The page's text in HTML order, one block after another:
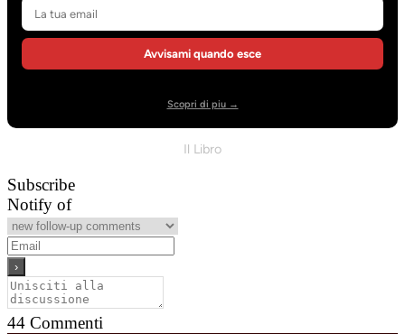
Avvisami quando esce
Scopri di piu →
Il Libro
Subscribe
Notify of
44 Commenti